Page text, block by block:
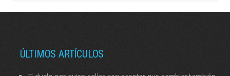
ÚLTIMOS ARTÍCULOS